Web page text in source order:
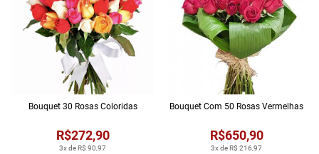
3x de R$ 90,97
R$272,90
Bouquet 30 Rosas Coloridas
3x de R$ 216,97
R$650,90
Bouquet Com 50 Rosas Vermelhas